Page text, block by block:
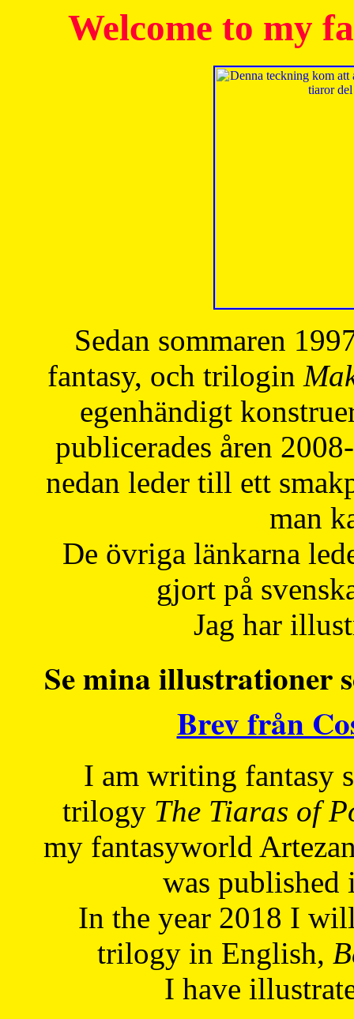
Welcome to my
Sedan sommaren
fantasy, och trilogin
egenhändigt
publicerades åren
nedan leder till ett
man
De övriga länkarna
gjort på
Jag har
Se mina illustrationer
Brev från
I am writing fantasy
trilogy The Tiaras of
my fantasyworld
was published
In the year 2018 I
trilogy in English,
I have